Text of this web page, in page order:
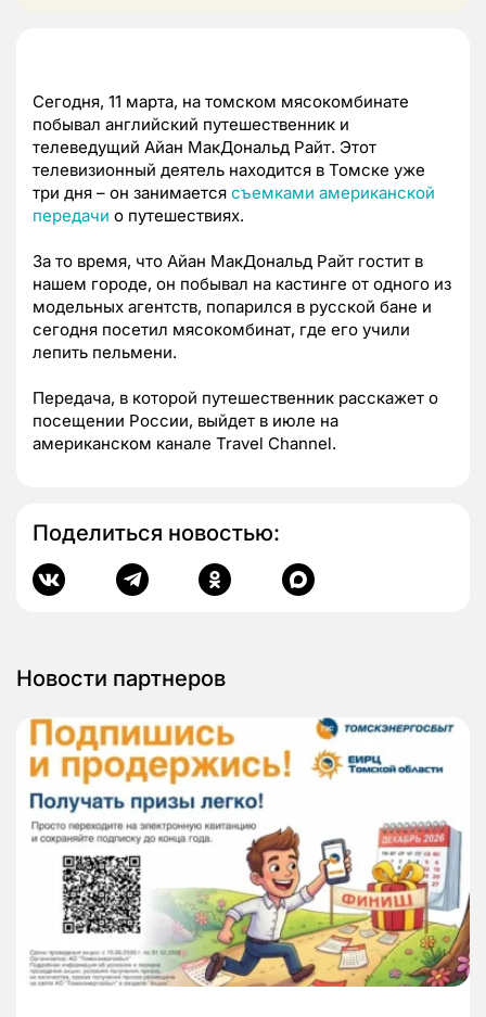
Сегодня, 11 марта, на томском мясокомбинате
побывал английский путешественник и
телеведущий Айан МакДональд Райт. Этот
телевизионный деятель находится в Томске уже
три дня – он занимается съемками американской
передачи о путешествиях.
За то время, что Айан МакДональд Райт гостит в
нашем городе, он побывал на кастинге от одного из
модельных агентств, попарился в русской бане и
сегодня посетил мясокомбинат, где его учили
лепить пельмени.
Передача, в которой путешественник расскажет о
посещении России, выйдет в июле на
американском канале Travel Channel.
Поделиться новостью:
Новости партнеров